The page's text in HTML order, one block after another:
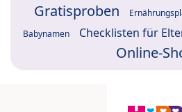
Gratisproben
Babynamen Checklisten für
Online-